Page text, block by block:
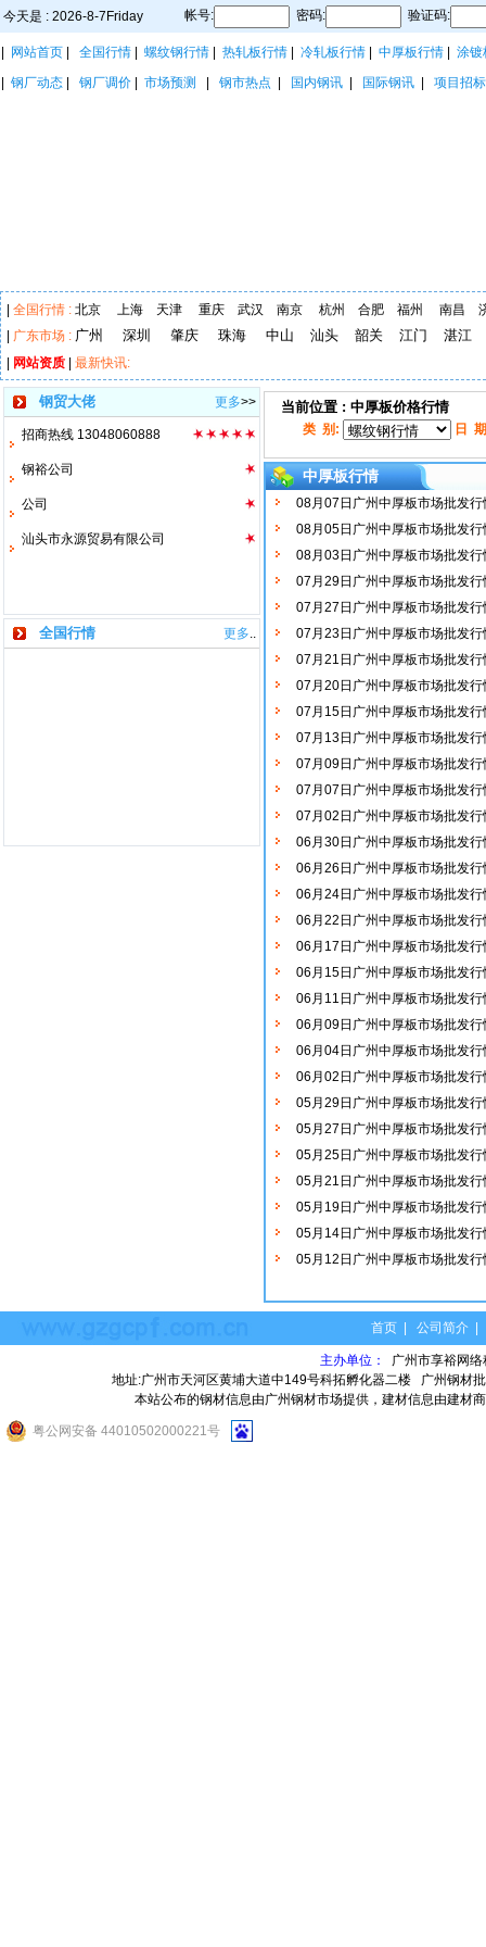
今天是 : 2026-8-7Friday 帐号: 密码: 验证码:
网站首页 全国行情 螺纹钢行情 热轧板行情 冷轧板行情 中厚板行情
涂镀
钢厂动态 钢厂调价 市场预测 钢市热点 国内钢讯 国际钢讯 项目招标
全国行情 : 北京 上海 天津 重庆 武汉 南京 杭州 合肥 福州 南昌
广东市场 : 广州 深圳 肇庆 珠海 中山 汕头 韶关 江门 湛江
网站资质 最新快讯:
钢贸大佬 更多>>
招商热线 13048060888
钢裕公司
公司
汕头市永源贸易有限公司
全国行情 更多..
当前位置 : 中厚板价格行情
类 别: 日
中厚板行情
08月07日广州中厚板市场批发行
08月05日广州中厚板市场批发行
08月03日广州中厚板市场批发行
07月29日广州中厚板市场批发行
07月27日广州中厚板市场批发行
07月23日广州中厚板市场批发行
07月21日广州中厚板市场批发行
07月20日广州中厚板市场批发行
07月15日广州中厚板市场批发行
07月13日广州中厚板市场批发行
07月09日广州中厚板市场批发行
07月07日广州中厚板市场批发行
07月02日广州中厚板市场批发行
06月30日广州中厚板市场批发行
06月26日广州中厚板市场批发行
06月24日广州中厚板市场批发行
06月22日广州中厚板市场批发行
06月17日广州中厚板市场批发行
06月15日广州中厚板市场批发行
06月11日广州中厚板市场批发行
06月09日广州中厚板市场批发行
06月04日广州中厚板市场批发行
06月02日广州中厚板市场批发行
05月29日广州中厚板市场批发行
05月27日广州中厚板市场批发行
05月25日广州中厚板市场批发行
05月21日广州中厚板市场批发行
05月19日广州中厚板市场批发行
05月14日广州中厚板市场批发行
05月12日广州中厚板市场批发行
首页 公司简介
主办单位：
广州市享裕网
地址:广州市天河区黄埔大道中149号科拓孵化器二楼 广州钢材
本站公布的钢材信息由广州钢材市场提供，建材信息由建材
粤公网安备 44010502000221号